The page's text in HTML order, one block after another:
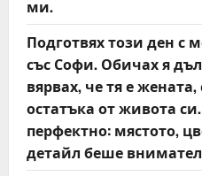
t
i
o
n
ми.
Подготвях този ден с
със Софи. Обичах я
вярвах, че тя е
остатъка от живота
перфектно: мястото,
детайл беше